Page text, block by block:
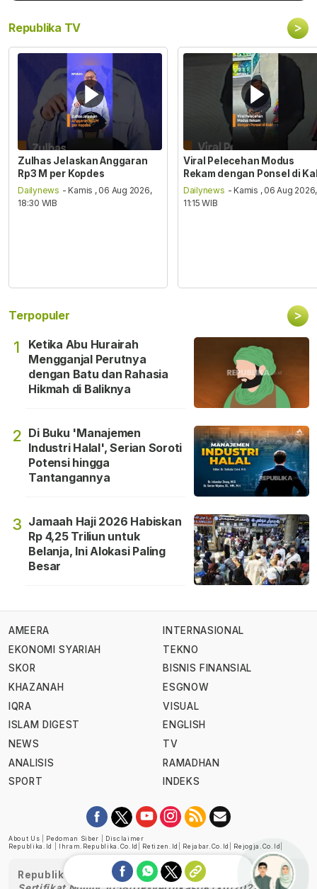
Republika TV >
Zulhas Jelaskan Anggaran
Rp3 M per Kopdes
Dailynews - Kamis , 06 Aug 2026,
18:30 WIB
Viral Pelecehan Modus
Rekam dengan Ponsel di
Dailynews - Kamis , 06 Aug 2026,
11:15 WIB
Terpopuler >
1
Ketika Abu Hurairah
Mengganjal Perutnya
dengan Batu dan Rahasia
Hikmah di Baliknya
2 Di Buku 'Manajemen
Industri Halal', Serian Soroti
Potensi hingga
Tantangannya
3 Jamaah Haji 2026 Habiskan
Rp 4,25 Triliun untuk
Belanja, Ini Alokasi Paling
Besar
AMEERA
EKONOMI SYARIAH
SKOR
KHAZANAH
IQRA
ISLAM DIGEST
NEWS
ANALISIS
SPORT
INTERNASIONAL
TEKNO
BISNIS FINANSIAL
ESGNOW
VISUAL
ENGLISH
TV
RAMADHAN
INDEKS
About Us Pedoman Siber
Disclaimer
Republika.id
Ihram.republika.co.id Retizen.id Rejabar.co.id Rejogja.co.id
Republika telah diverifikasi oleh Dewan Pers